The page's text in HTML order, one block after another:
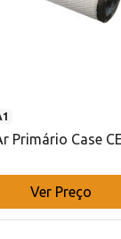
Primário Case CE
Ver Preço